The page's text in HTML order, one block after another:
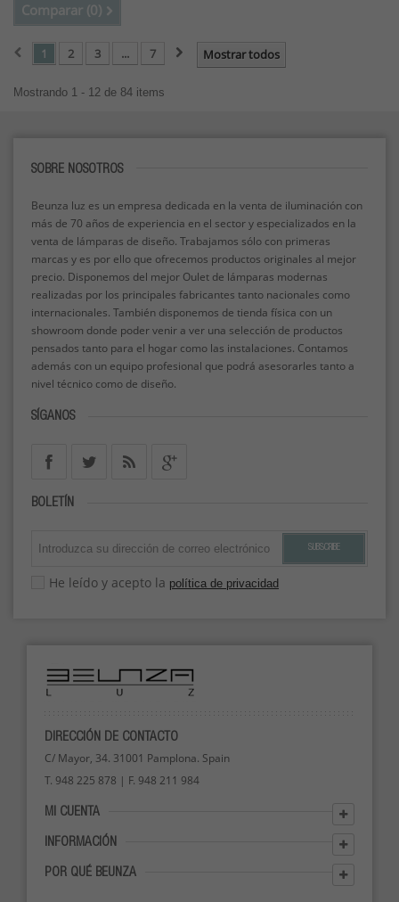
Comparar (0)
Mostrar todos
1 2 3 ... 7
Mostrando 1 - 12 de 84 items
SOBRE NOSOTROS
Beunza luz es un empresa dedicada en la venta de iluminación con
más de 70 años de experiencia en el sector y especializados en la
venta de lámparas de diseño. Trabajamos sólo con primeras
marcas y es por ello que ofrecemos productos originales al mejor
precio. Disponemos del mejor Oulet de lámparas modernas
realizadas por los principales fabricantes tanto nacionales como
internacionales. También disponemos de tienda física con un
showroom donde poder venir a ver una selección de productos
pensados tanto para el hogar como las instalaciones. Contamos
además con un equipo profesional que podrá asesorarles tanto a
nivel técnico como de diseño.
SÍGANOS
BOLETÍN
SUBSCRIBE
He leído y acepto la política de privacidad
DIRECCIÓN DE CONTACTO
C/ Mayor, 34. 31001 Pamplona. Spain
T. 948 225 878 | F. 948 211 984
MI CUENTA
INFORMACIÓN
POR QUÉ BEUNZA